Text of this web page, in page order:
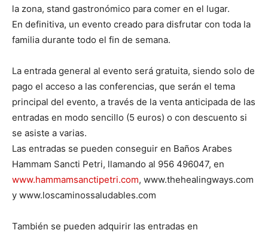
la zona, stand gastronómico para comer en el lugar.
En definitiva, un evento creado para disfrutar con toda la
familia durante todo el fin de semana.
La entrada general al evento será gratuita, siendo solo de
pago el acceso a las conferencias, que serán el tema
principal del evento, a través de la venta anticipada de las
entradas en modo sencillo (5 euros) o con descuento si
se asiste a varias.
Las entradas se pueden conseguir en Baños Arabes
Hammam Sancti Petri, llamando al 956 496047, en
www.hammamsanctipetri.com, www.thehealingways.com
y www.loscaminossaludables.com
También se pueden adquirir las entradas en